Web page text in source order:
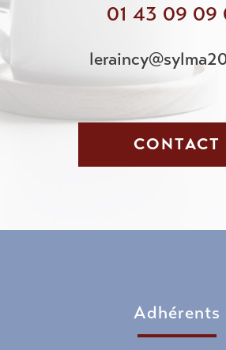
01 43 09 09
CONTACT
adhérents